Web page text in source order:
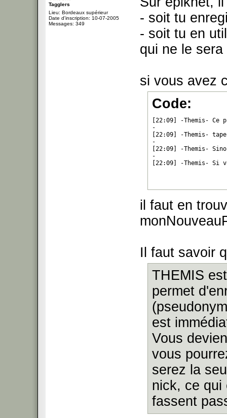
Tagglers
Lieu: Bordeaux supérieur
Date d'inscription: 10-07-2005
Messages: 349
- soit tu
- soit tu en
qui ne le
si vous avez
Code:
[22:09] -Themis-
-
[22:09] -Themis-
-
[22:09] -Themis-
-
[22:09] -Themis- Si
il faut en
Il faut savoir
THEMIS
permet
est
Vous
vous
serez la
nick, ce qui
fassent